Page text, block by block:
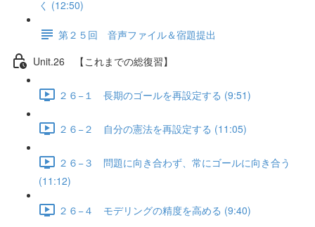
く (12:50)
第２５回 音声ファイル＆宿題提出
Unit.26 【これまでの総復習】
２６−１ 長期のゴールを再設定する (9:51)
２６−２ 自分の憲法を再設定する (11:05)
２６−３ 問題に向き合わず、常にゴールに向き合う
(11:12)
２６−４ モデリングの精度を高める (9:40)